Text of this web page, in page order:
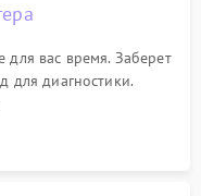
вас время. Заберет
для диагностики.